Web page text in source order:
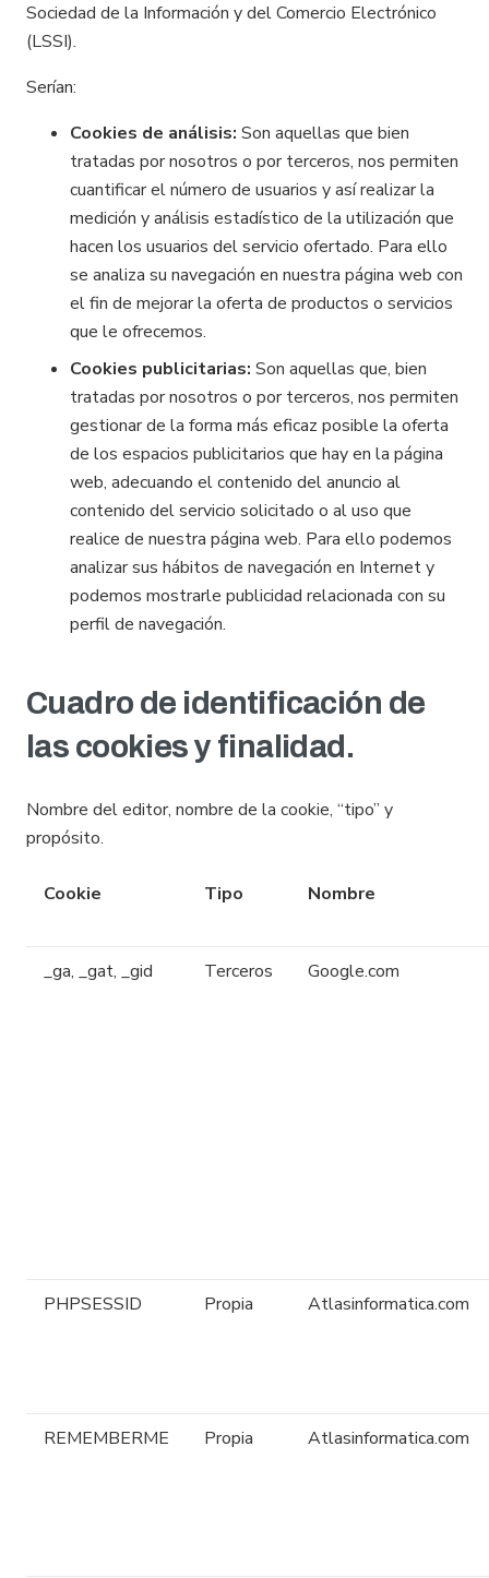
Sociedad de la Información y del Comercio Electrónico
(LSSI).
Serían:
Cookies de análisis: Son aquellas que bien
tratadas por nosotros o por terceros, nos permiten
cuantificar el número de usuarios y así realizar la
medición y análisis estadístico de la utilización que
hacen los usuarios del servicio ofertado. Para ello
se analiza su navegación en nuestra página web con
el fin de mejorar la oferta de productos o servicios
que le ofrecemos.
Cookies publicitarias: Son aquellas que, bien
tratadas por nosotros o por terceros, nos permiten
gestionar de la forma más eficaz posible la oferta
de los espacios publicitarios que hay en la página
web, adecuando el contenido del anuncio al
contenido del servicio solicitado o al uso que
realice de nuestra página web. Para ello podemos
analizar sus hábitos de navegación en Internet y
podemos mostrarle publicidad relacionada con su
perfil de navegación.
Cuadro de identificación de
las cookies y finalidad.
Nombre del editor, nombre de la cookie, “tipo” y
propósito.
Cookie Tipo Nombre
_ga, _gat, _gid Terceros Google.com
PHPSESSID Propia Atlasinformatica.com
REMEMBERME Propia Atlasinformatica.com